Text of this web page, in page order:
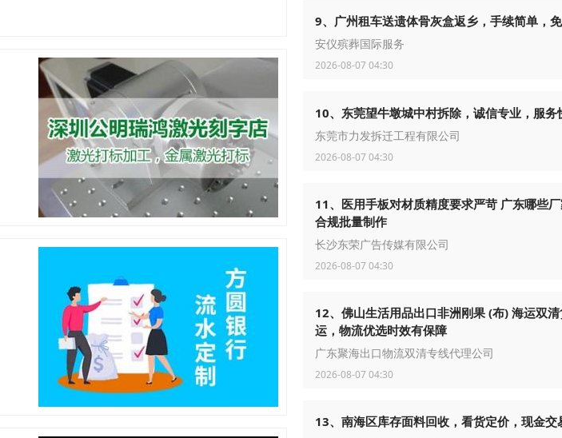
9、广州租车送遗体骨灰盒返乡，手续简单，
安仪殡葬国际服务
2026-08-07 04:30
10、东莞望牛墩城中村拆除，诚信专业，服务
东莞市力发拆迁工程有限公司
2026-08-07 04:30
11、医用手板对材质精度要求严苛 广东哪些
合规批量制作
长沙东荣广告传媒有限公司
2026-08-07 04:30
12、佛山生活用品出口非洲刚果 (布) 海运双
运，物流优选时效有保障
广东聚海出口物流双清专线代理公司
2026-08-07 04:30
13、南海区库存面料回收，看货定价，现金交